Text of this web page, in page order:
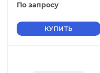
По запросу
КУПИТЬ